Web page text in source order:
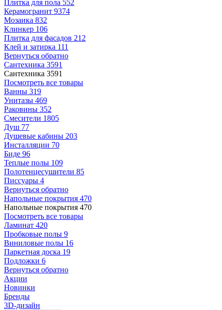
Плитка для пола 552
Керамогранит 9374
Мозаика 832
Клинкер 106
Плитка для фасадов 212
Клей и затирка 111
Вернуться обратно
Сантехника 3591
Сантехника 3591
Посмотреть все товары
Ванны 319
Унитазы 469
Раковины 352
Смесители 1805
Душ 77
Душевые кабины 203
Инсталляции 70
Биде 96
Теплые полы 109
Полотенцесушители 85
Писсуары 4
Вернуться обратно
Напольные покрытия 470
Напольные покрытия 470
Посмотреть все товары
Ламинат 420
Пробковые полы 9
Виниловые полы 16
Паркетная доска 19
Подложки 6
Вернуться обратно
Акции
Новинки
Бренды
3D-дизайн